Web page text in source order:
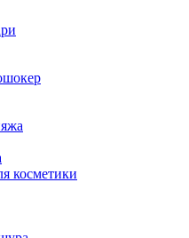
косметики